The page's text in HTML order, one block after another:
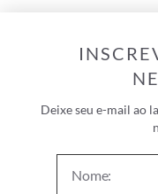
Deixe seu e-mail ao